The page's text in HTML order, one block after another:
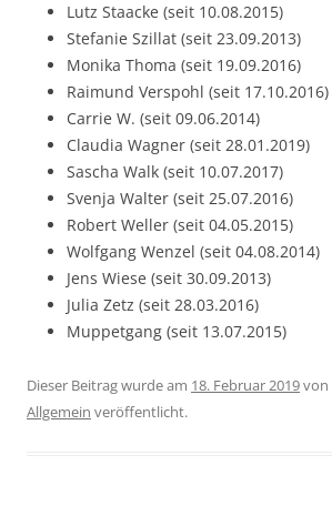
Lutz Staacke (seit 10.08.2015)
Stefanie Szillat (seit 23.09.2013)
Monika Thoma (seit 19.09.2016)
Raimund Verspohl (seit 17.10.2016)
Carrie W. (seit 09.06.2014)
Claudia Wagner (seit 28.01.2019)
Sascha Walk (seit 10.07.2017)
Svenja Walter (seit 25.07.2016)
Robert Weller (seit 04.05.2015)
Wolfgang Wenzel (seit 04.08.2014)
Jens Wiese (seit 30.09.2013)
Julia Zetz (seit 28.03.2016)
Muppetgang (seit 13.07.2015)
Dieser Beitrag wurde am 18. Februar 2019von
Allgemein veröffentlicht.